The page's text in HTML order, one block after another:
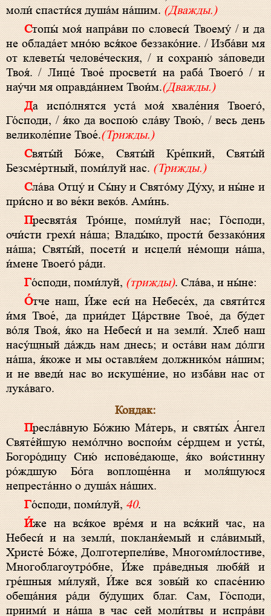
моли́ спасти́ся душа́м на́шим.(Дважды.)
Стопы́ моя́ напра́ви по словеси́ Твоему́ / и да
не облада́ет мно́ю вся́кое беззако́ние. / Изба́ви мя
от клеветы́ челове́ческия, / и сохраню́ за́поведи
Твоя́. / Лице́ Твое́ просвети́ на раба́ Твоего́ / и
нау́чи мя оправда́нием Твои́м.(Дважды.)
Да испо́лнятся уста́ моя́ хвале́ния Твоего́,
Го́споди, / я́ко да воспою́ сла́ву Твою́, / весь день
великоле́пие Твое́.(Трижды.)
Святы́й Бо́же, Святы́й Кре́пкий, Святы́й
Безсме́ртный, поми́луй нас.(Трижды.)
Сла́ва Отцу́ и Сы́ну и Свято́му Ду́ху, и ны́не и
при́сно и во ве́ки веко́в. Ами́нь.
Пресвята́я Тро́ице, поми́луй нас; Го́споди,
очи́сти грехи́ на́ша; Влады́ко, прости́ беззако́ния
на́ша; Святы́й, посети́ и исцели́ не́мощи на́ша,
и́мене Твоего́ ра́ди.
Го́споди, поми́луй,(трижды). Сла́ва, и ны́не:
О́тче наш, И́же еси́ на Небесе́х, да святи́тся
и́мя Твое́, да прии́дет Ца́рствие Твое́, да бу́дет
во́ля Твоя́, я́ко на Небеси́ и на земли́. Хлеб наш
насу́щный да́ждь нам днесь; и оста́ви нам до́лги
на́ша, я́коже и мы оставля́ем должнико́м на́шим;
и не введи́ нас во искуше́ние, но изба́ви нас от
лука́ваго.
Кондак:
Пресла́вную Бо́жию Ма́терь, и святы́х А́нгел
Святе́йшую немо́лчно воспои́м се́рдцем и усты́,
Богоро́дицу Сию́ испове́дающе, я́ко вои́стинну
ро́ждшую Бо́га воплоще́нна и моля́щуюся
непреста́нно о душа́х на́ших.
Го́споди, поми́луй,40.
И́же на вся́кое вре́мя и на вся́кий час, на
Небеси́ и на земли́, покланя́емый и сла́вимый,
Христе́ Бо́же, Долготерпели́ве, Многоми́лостиве,
Многоблагоутро́бне, И́же пра́ведныя любя́й и
гре́шныя ми́луяй, И́же вся зовы́й ко спасе́нию
обеща́ния ра́ди бу́дущих благ. Сам, Го́споди,
приими́ и на́ша в час сей моли́твы и испра́ви